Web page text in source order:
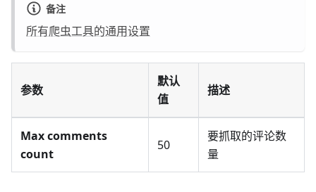
备注
所有爬虫工具的通用设置
参数
默认
值
描述
Max comments
count
50
要抓取的评论数
量